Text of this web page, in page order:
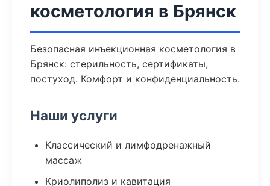
косметология в Брянск
Безопасная инъекционная косметология в
Брянск: стерильность, сертификаты,
постуход. Комфорт и конфиденциальность.
Наши услуги
Классический и лимфодренажный
массаж
Криолиполиз и кавитация